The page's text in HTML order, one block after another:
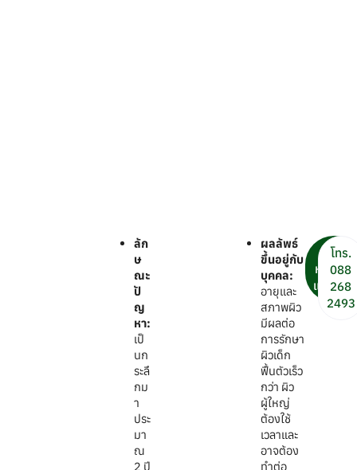
ลัก
ษ
ณะ
ปั
ญ
หา:
เป็
นก
ระลึ
กม
า
ประ
มา
ณ
2 ปี
ผลลัพธ์
ขึ้นอยู่กับ
บุคคล:
อายุและ
สภาพผิว
มีผลต่อ
การรักษา
ผิวเด็ก
ฟื้นตัวเร็ว
กว่า ผิว
ผู้ใหญ่
ต้องใช้
เวลาและ
อาจต้อง
ทำต่อ
นัด
หมาย
แพทย์
โทร.
088
268
2493